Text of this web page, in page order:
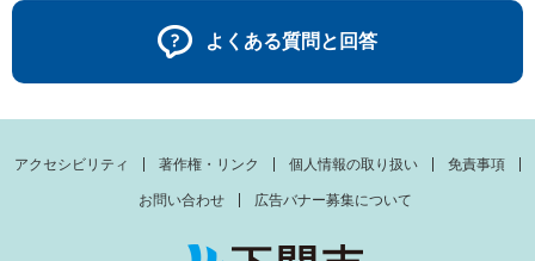
よくある質問と回答
アクセシビリティ 著作権・リンク 個人情報の取り扱い 免責事項
お問い合わせ 広告バナー募集について